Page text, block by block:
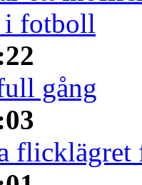
i fotboll
gång